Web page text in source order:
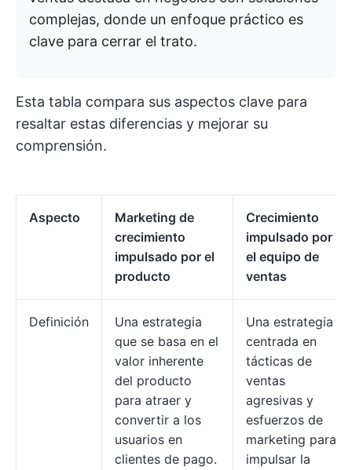
complejas, donde un enfoque práctico es
clave para cerrar el trato.
Esta tabla compara sus aspectos clave para
resaltar estas diferencias y mejorar su
comprensión.
Aspecto
Marketing de
crecimiento
impulsado por el
producto
Crecimiento
impulsado por
el equipo de
ventas
Definición
Una estrategia
que se basa en el
valor inherente
del producto
para atraer y
convertir a los
usuarios en
clientes de pago.
Una estrategia
centrada en
tácticas de
ventas
agresivas y
esfuerzos de
marketing para
impulsar la